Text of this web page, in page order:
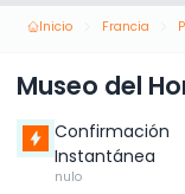
Inicio Francia
Museo del
Confirmación
Instantánea
nulo